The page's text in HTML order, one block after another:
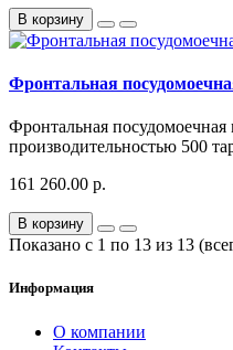
В корзину
Фронтальная
Фронтальная
производительностью 500
161 260.00 р.
В корзину
Показано с 1 по 13 из 13
Информация
О компании